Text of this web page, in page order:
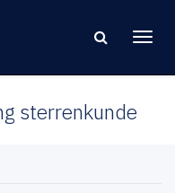
sterrenkunde